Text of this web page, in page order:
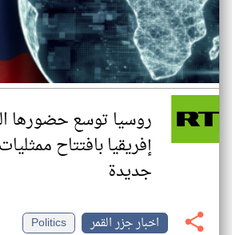
روسيا توسع حضورها
جديدة
اخبار جزر القمر
Politics